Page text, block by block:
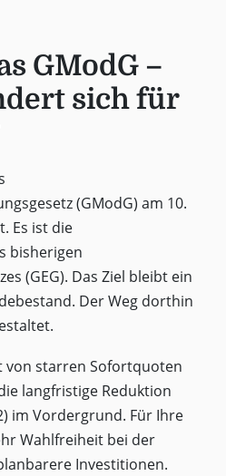
GModG –
sich für
(GModG) am 10.
Es ist die
bisherigen
(GEG). Das Ziel bleibt ein
Der Weg dorthin
von starren Sofortquoten
langfristige Reduktion
im Vordergrund. Für Ihre
Wahlfreiheit bei der
Investitionen.